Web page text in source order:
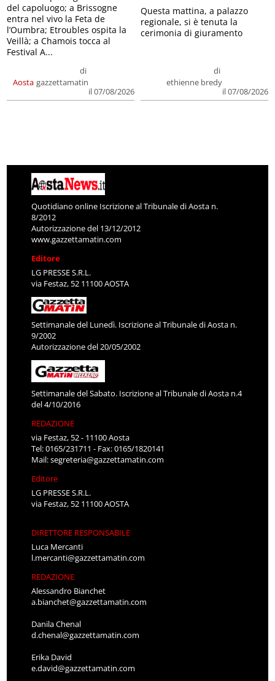
Aosta
di
gazzettamatin
il 07/08/2026
del capoluogo; a Brissogne
entra nel vivo la Feta de
l’Oumbra; Etroubles ospita la
Veillà; a Chamois tocca al
Festival A...
di
ethienne bredy
il 07/08/2026
Questa mattina, a palazzo
regionale, si è tenuta la
cerimonia di giuramento
Quotidiano online Iscrizione al Tribunale di Aosta n.
8/2012
Autorizzazione del 13/12/2012
www.gazzettamatin.com
Editore
LG PRESSE S.R.L.
via Festaz, 52 11100 AOSTA
Settimanale del Lunedì. Iscrizione al Tribunale di Aosta n.
9/2002
Autorizzazione del 20/05/2002
Settimanale del Sabato. Iscrizione al Tribunale di Aosta n.4
del 4/10/2016
REDAZIONE
via Festaz, 52 - 11100 Aosta
Tel: 0165/231711 - Fax: 0165/1820141
Mail:segreteria@gazzettamatin.com
Editore
LG PRESSE S.R.L.
via Festaz, 52 11100 AOSTA
DIRETTORE RESPONSABILE
Luca Mercanti
l.mercanti@gazzettamatin.com
REDAZIONE
Alessandro Bianchet
a.bianchet@gazzettamatin.com
Danila Chenal
d.chenal@gazzettamatin.com
Erika David
e.david@gazzettamatin.com